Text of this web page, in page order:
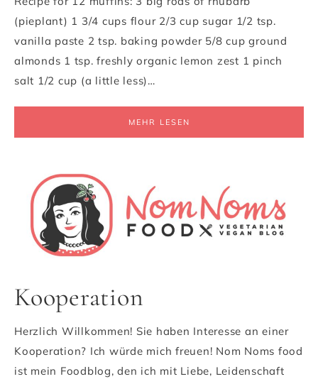
(pieplant) 1 3/4 cups flour 2/3 cup sugar 1/2 tsp.
vanilla paste 2 tsp. baking powder 5/8 cup ground
almonds 1 tsp. freshly organic lemon zest 1 pinch
salt 1/2 cup (a little less)…
MEHR LESEN
Kooperation
Herzlich Willkommen! Sie haben Interesse an einer
Kooperation? Ich würde mich freuen! Nom Noms food
ist mein Foodblog, den ich mit Liebe, Leidenschaft